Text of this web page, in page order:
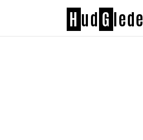
H ud G lede